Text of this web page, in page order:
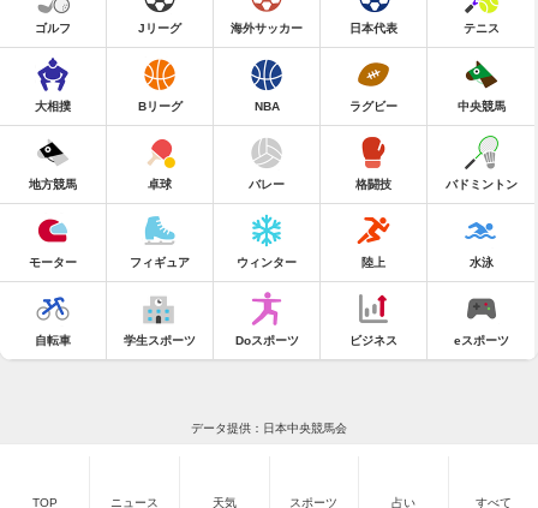
ゴルフ Jリーグ 海外サッカー 日本代表 テニス
大相撲 Bリーグ NBA ラグビー 中央競馬
地方競馬 卓球 バレー 格闘技 バドミントン
モーター フィギュア ウィンター 陸上 水泳
自転車 学生スポーツ Doスポーツ ビジネス eスポーツ
データ提供：日本中央競馬会
TOP ニュース 天気 スポーツ 占い すべて